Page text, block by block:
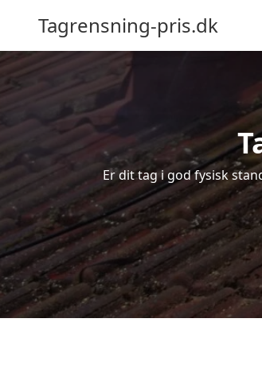
Tagrensning-pris.dk
Er dit tag i god fysisk